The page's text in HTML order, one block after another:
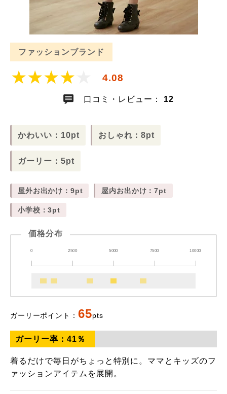
ファッションブランド
4.08
口コミ・レビュー： 12
かわいい：10pt おしゃれ：8pt
ガーリー：5pt
屋外お出かけ：9pt 屋内お出かけ：7pt
小学校：3pt
価格分布
0 2500 5000 7500 10000
ガーリーポイント： 65pts
ガーリー率： 41 ％
着るだけで毎日がちょっと特別に。ママとキッズのフ
ァッションアイテムを展開。